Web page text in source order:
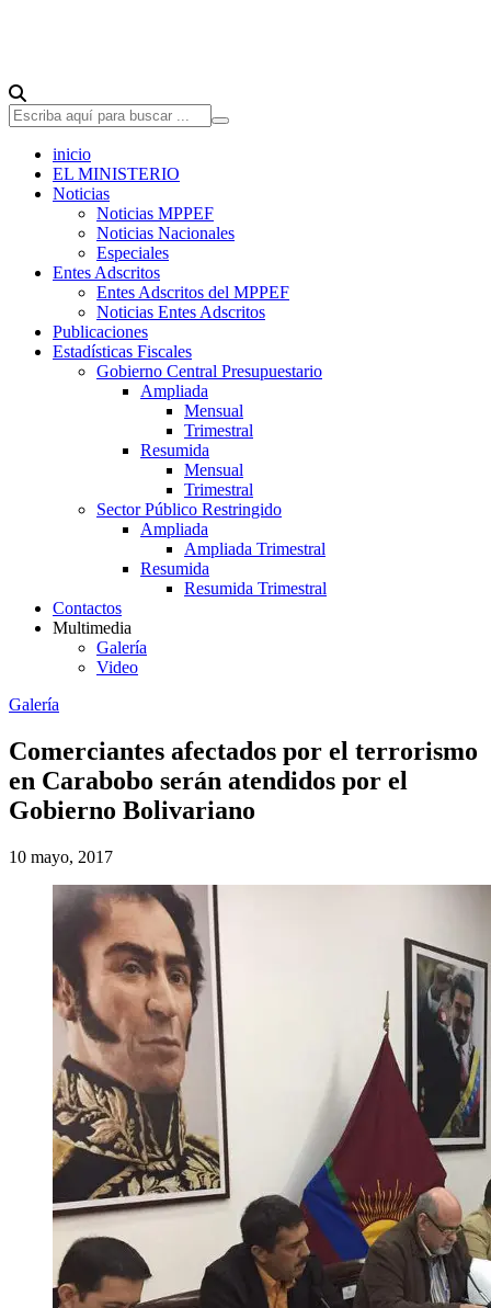
inicio
EL MINISTERIO
Noticias
Noticias MPPEF
Noticias Nacionales
Especiales
Entes Adscritos
Entes Adscritos del MPPEF
Noticias Entes Adscritos
Publicaciones
Estadísticas Fiscales
Gobierno Central Presupuestario
Ampliada
Mensual
Trimestral
Resumida
Mensual
Trimestral
Sector Público Restringido
Ampliada
Ampliada Trimestral
Resumida
Resumida Trimestral
Contactos
Multimedia
Galería
Video
Galería
Comerciantes afectados por el terrorismo
en Carabobo serán atendidos por el
Gobierno Bolivariano
10 mayo, 2017